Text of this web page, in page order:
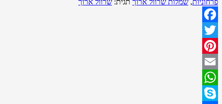
פרחוניות, שמלות שרוול ארוך תגית: שרוול ארוך
Facebook
Twitter
Pinterest
Email
WhatsApp